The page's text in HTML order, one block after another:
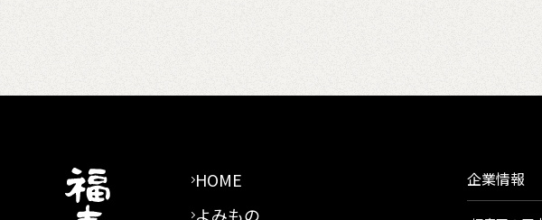
HOME
よみもの
企業情報